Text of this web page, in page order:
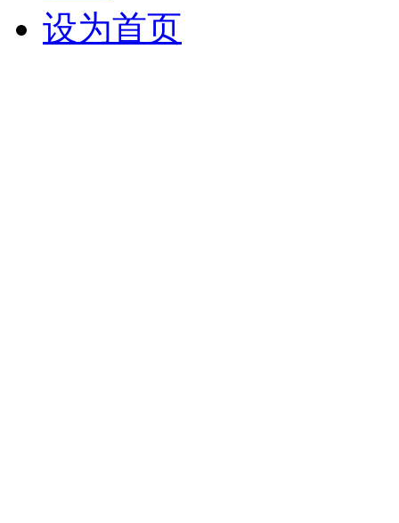
设为首页